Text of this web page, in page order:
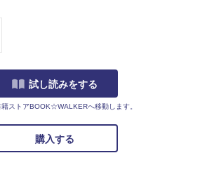
試し読みをする
ストアBOOK☆WALKERへ移動します。
購入する